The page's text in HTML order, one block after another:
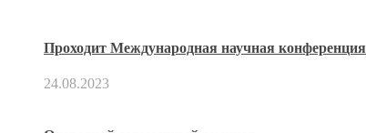
Проходит Международная научная конференция
24.08.2023